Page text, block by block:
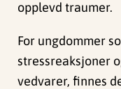
opplevd traumer.
For ungdommer
stressreaksjoner
vedvarer, finnes